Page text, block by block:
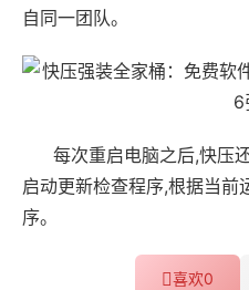
自同一团队。
每次重启电脑之后,快压
启动更新检查程序,根据当前
序。
喜欢0